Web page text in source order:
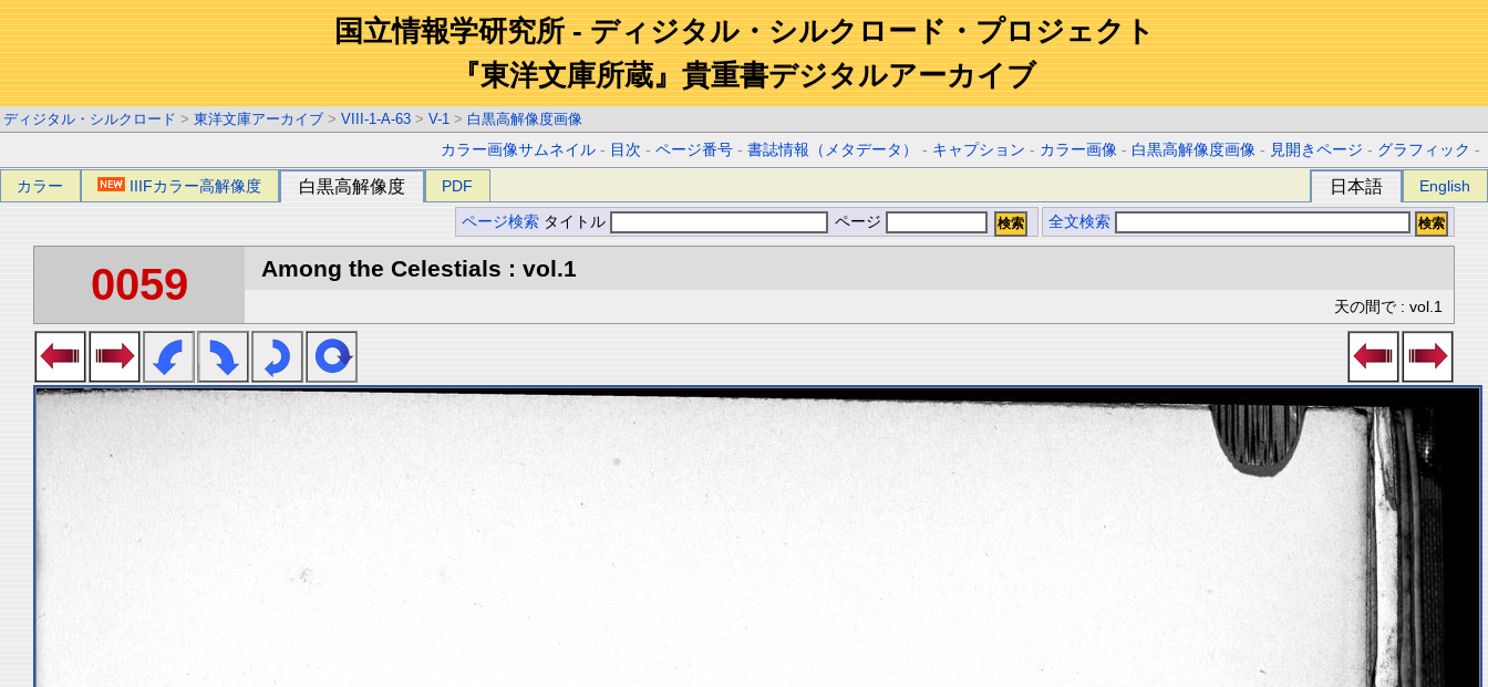
国立情報学研究所 - ディジタル・シルクロード・プロジェクト
『東洋文庫所蔵』貴重書デジタルアーカイブ
ディジタル・シルクロード > 東洋文庫アーカイブ > VIII-1-A-63 > V-1 > 白黒高解像度画像
カラー画像サムネイル - 目次 -ページ番号 -書誌情報（メタデータ） - キャプション - カラー画像 - 白黒高解像度画像 - 見開きページ - グラフィック -
カラー IIIFカラー高解像度 白黒高解像度 PDF 日本語 English
ページ検索 タイトル ページ 全文検索
0059 Among the Celestials : vol.1
天の間で : vol.1